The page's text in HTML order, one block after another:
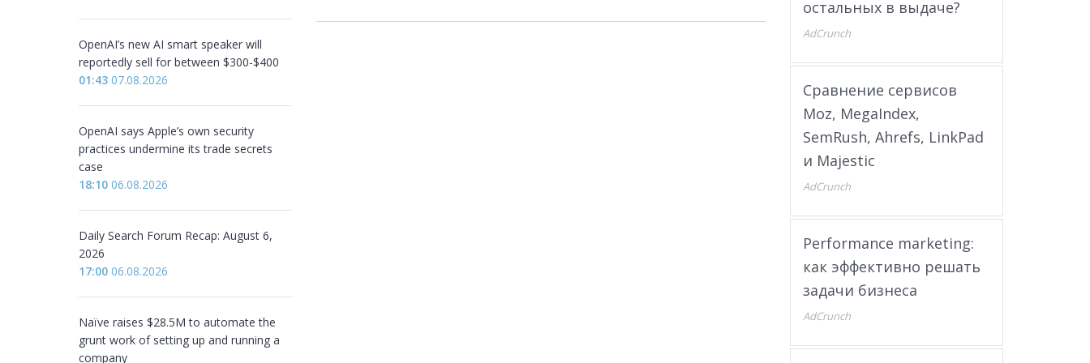
OpenAI’s new AI smart speaker will
reportedly sell for between $300-$400
01:43 07.08.2026
OpenAI says Apple’s own security
practices undermine its trade secrets
case
18:10 06.08.2026
Daily Search Forum Recap: August 6,
2026
17:00 06.08.2026
Naïve raises $28.5M to automate the
grunt work of setting up and running a
company
остальных в выдаче?
AdCrunch
Сравнение сервисов
Moz, MegaIndex,
SemRush, Ahrefs, LinkPad
и Majestic
AdCrunch
Performance marketing:
как эффективно решать
задачи бизнеса
AdCrunch